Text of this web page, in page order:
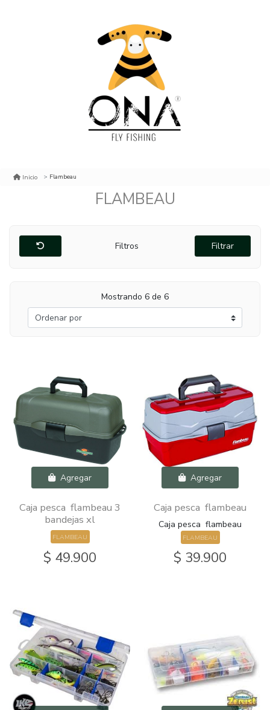
Inicio Flambeau
FLAMBEAU
Filtros Filtrar
Mostrando 6 de 6
Agregar
Caja pesca flambeau 3
bandejas xl
FLAMBEAU
$ 49.900
Agregar
Caja pesca flambeau
Caja pesca flambeau
FLAMBEAU
$ 39.900